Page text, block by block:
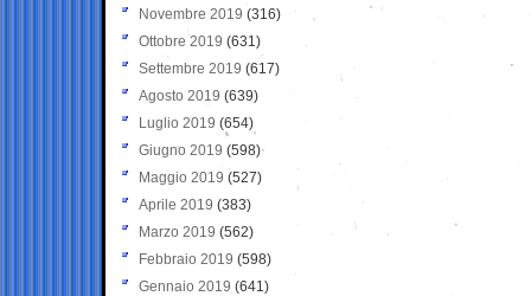
Novembre 2019 (316)
Ottobre 2019 (631)
Settembre 2019 (617)
Agosto 2019 (639)
Luglio 2019 (654)
Giugno 2019 (598)
Maggio 2019 (527)
Aprile 2019 (383)
Marzo 2019 (562)
Febbraio 2019 (598)
Gennaio 2019 (641)